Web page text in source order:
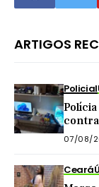
ARTIGOS
Policial
07/08/
Ceará